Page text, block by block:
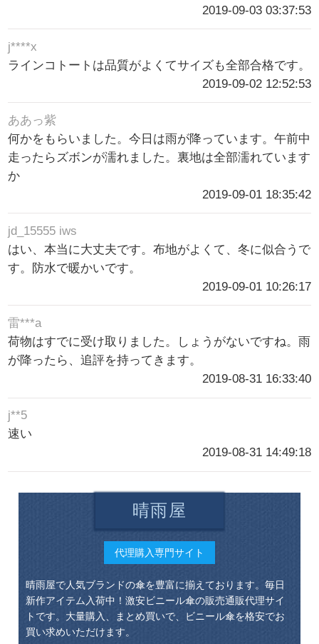
2019-09-03 03:37:53
j****x
ラインコトートは品質がよくてサイズも全部合格です。
2019-09-02 12:52:53
ああっ紫
何かをもらいました。今日は雨が降っています。午前中
走ったらズボンが濡れました。裏地は全部濡れています
か
2019-09-01 18:35:42
jd_15555 iws
はい、本当に大丈夫です。布地がよくて、冬に似合うで
す。防水で暖かいです。
2019-09-01 10:26:17
雷***a
荷物はすでに受け取りました。しょうがないですね。雨
が降ったら、追評を持ってきます。
2019-08-31 16:33:40
j**5
速い
2019-08-31 14:49:18
晴雨屋
代理購入専門サイト
晴雨屋で人気ブランドの傘を豊富に揃えております。毎日
新作アイテム入荷中！激安ビニール傘の販売通販代理サイ
トです。大量購入、まとめ買いで、ビニール傘を格安でお
買い求めいただけます。